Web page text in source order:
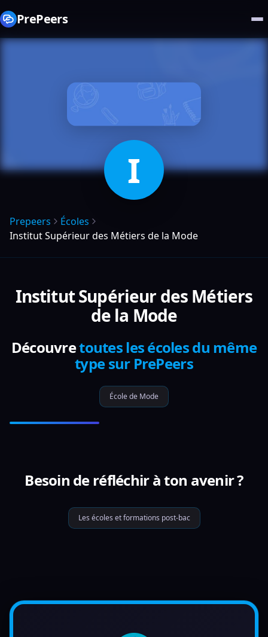
PrePeers
I
Prepeers
Écoles
Institut Supérieur des Métiers de la Mode
Institut Supérieur des Métiers
de la Mode
Découvretoutes les écoles du même
type sur PrePeers
École de Mode
Besoin de réfléchir à ton avenir ?
Les écoles et formations post-bac